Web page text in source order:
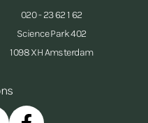
020 - 23 62 1 62
Science Park 402
1098 XH Amsterdam